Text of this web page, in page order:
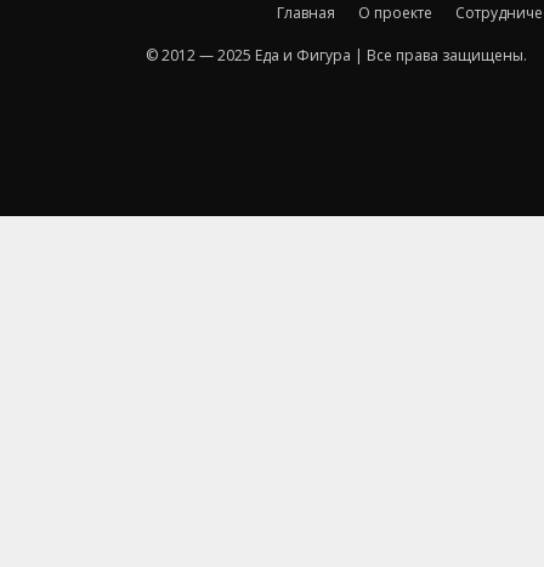
Главная О проекте
© 2012 — 2025 Еда и Фигура | Все права защищены.